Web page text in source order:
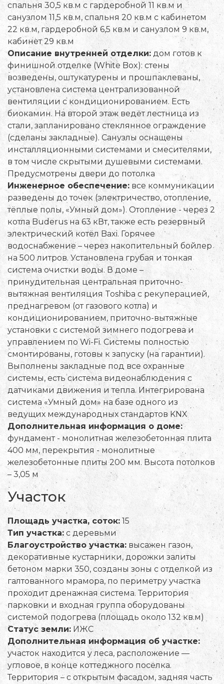
спальня 30,5 кв.м с гардеробной 11 кв.м и
санузлом 11,5 кв.м, спальня 20 кв.м с кабинетом
22 кв.м, гардеробной 6,5 кв.м и санузлом 9 кв.м,
кабинет 29 кв.м
Описание внутренней отделки: дом готов к
финишной отделке (White Box): стены
возведены, оштукатурены и прошпаклеваны,
установлена система централизованной
вентиляции с кондиционированием. Есть
биокамин. На второй этаж ведёт лестница из
стали, запланировано стеклянное ограждение
(сделаны закладные). Санузлы оснащены
инсталляционными системами и смесителями,
в том числе скрытыми душевыми системами.
Предусмотрены двери до потолка
Инженерное обеспечение: все коммуникации
разведены до точек (электричество, отопление,
тёплые полы, «Умный дом»). Отопление - через 2
котла Buderus на 63 кВт, также есть резервный
электрический котёл Baxi. Горячее
водоснабжение – через накопительный бойлер
на 500 литров. Установлена грубая и тонкая
система очистки воды. В доме –
принудительная центральная приточно-
вытяжная вентиляция Toshiba с рекуперацией,
преднагревом (от газового котла) и
кондиционированием, приточно-вытяжные
установки с системой зимнего подогрева и
управлением по Wi-Fi. Системы полностью
смонтированы, готовы к запуску (на гарантии).
Выполнены закладные под все охранные
системы, есть система видеонаблюдения с
датчиками движения и тепла. Интегрирована
система «Умный дом» на базе одного из
ведущих международных стандартов KNX
Дополнительная информация о доме:
фундамент - монолитная железобетонная плита
400 мм, перекрытия - монолитные
железобетонные плиты 200 мм. Высота потолков
– 3,05 м
Участок
Площадь участка, соток: 15
Тип участка: с деревьми
Благоустройство участка: высажен газон,
декоративные кустарники, дорожки залиты
бетоном марки 350, созданы зоны с отделкой из
галтованного мрамора, по периметру участка
проходит дренажная система. Территория
парковки и входная группа оборудованы
системой подогрева (площадь около 132 кв.м)
Статус земли: ИЖС
Дополнительная информация об участке:
участок находится у леса, расположение —
угловое, в конце коттеджного посёлка.
Территория – с открытым фасадом, задняя часть